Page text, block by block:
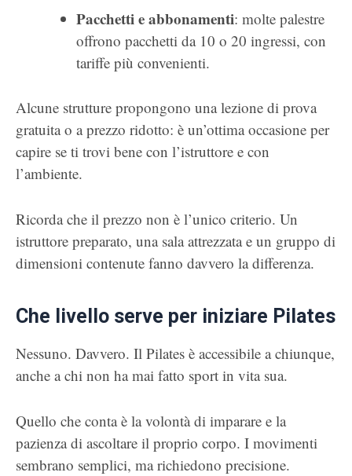
Pacchetti e abbonamenti: molte palestre
offrono pacchetti da 10 o 20 ingressi, con
tariffe più convenienti.
Alcune strutture propongono una lezione di prova
gratuita o a prezzo ridotto: è un’ottima occasione per
capire se ti trovi bene con l’istruttore e con
l’ambiente.
Ricorda che il prezzo non è l’unico criterio. Un
istruttore preparato, una sala attrezzata e un gruppo di
dimensioni contenute fanno davvero la differenza.
Che livello serve per iniziare Pilates
Nessuno. Davvero. Il Pilates è accessibile a chiunque,
anche a chi non ha mai fatto sport in vita sua.
Quello che conta è la volontà di imparare e la
pazienza di ascoltare il proprio corpo. I movimenti
sembrano semplici, ma richiedono precisione.